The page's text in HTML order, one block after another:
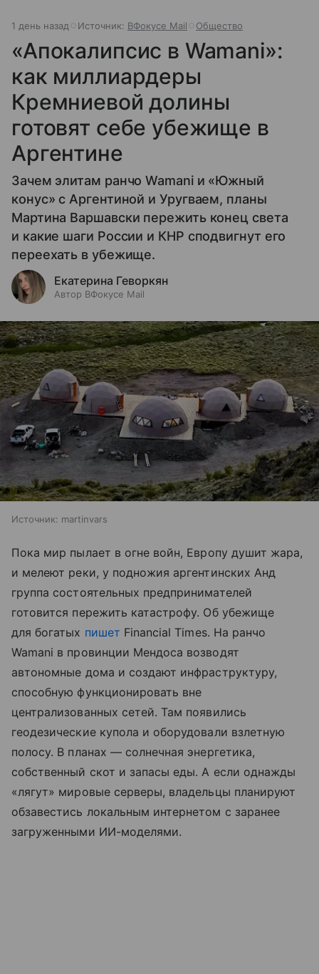
1 день назад Источник: ВФокусе Mail Общество
«Апокалипсис в Wamani»:
как миллиардеры
Кремниевой долины
готовят себе убежище в
Аргентине
Зачем элитам ранчо Wamani и «Южный
конус» с Аргентиной и Уругваем, планы
Мартина Варшавски пережить конец света
и какие шаги России и КНР сподвигнут его
переехать в убежище.
Екатерина Геворкян
Автор ВФокусе Mail
Источник: martinvars
Пока мир пылает в огне войн, Европу душит жара,
и мелеют реки, у подножия аргентинских Анд
группа состоятельных предпринимателей
готовится пережить катастрофу. Об убежище
для богатых пишет Financial Times. На ранчо
Wamani в провинции Мендоса возводят
автономные дома и создают инфраструктуру,
способную функционировать вне
централизованных сетей. Там появились
геодезические купола и оборудовали взлетную
полосу. В планах — солнечная энергетика,
собственный скот и запасы еды. А если однажды
«лягут» мировые серверы, владельцы планируют
обзавестись локальным интернетом с заранее
загруженными ИИ-моделями.